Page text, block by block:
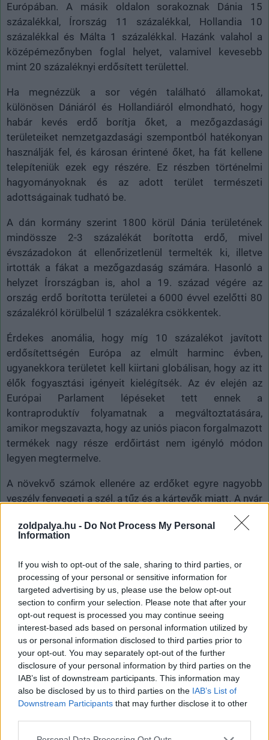
zoldpalya.hu - Do Not Process My Personal
Information
If you wish to opt-out of the sale, sharing to third parties, or
processing of your personal or sensitive information for
targeted advertising by us, please use the below opt-out
section to confirm your selection. Please note that after your
opt-out request is processed you may continue seeing
interest-based ads based on personal information utilized by
us or personal information disclosed to third parties prior to
your opt-out. You may separately opt-out of the further
disclosure of your personal information by third parties on the
IAB’s list of downstream participants. This information may
also be disclosed by us to third parties on the IAB’s List of
Downstream Participants that may further disclose it to other
Please note that this website/app uses one or more Google
Európában. A másik oldalon sorakoznak Dánia 15
százalékkal, Írország 11 százalékkal, Hollandia 10
százalékkal és Málta 1 százalékkal. Hazánk valahol a
középémezőnyben foglal helyet, valamivel kevesebb
mint 20 százaléknyi erdősített területtel.
Ha megnézzük a sor végén található államokat,
különösen Dániáról és Hollandiáról elmondható, hogy
habár kevés erdő borítja őket, a mezőgazdasági
területeiket nemzetgazdasági szempontból hatékonyan
használják fel, és károsan érintené őket, ha fát kellene
telepíteniük ezek egy részére. Ez részben történelmi
hagyományoknak és az adott terület természeti
adottságainak tudható be.
A dán kormány szerint 1800 körül Dánia területének
mindössze 2-3 százalékát borította erdő, mivel
évszázadokon át ellenőrizetlenül termelték ki, illetve
irtották a fákat a mezőgazdaság számára. Hasonló a
helyzet Írországban is, ahol a 19. század végére az
ország erdő borította területei a 6000 évvel ezelőtti 80
százalékról körülbelül 1 százalékra csökkentek.
Érdekes anomália, hogy míg 10 százalékot javított
erdősítettségén Európa az elmúlt harminc évben,
ugyanekkora területet kell kiirtani globálisan, hogy az itt
élők fogyasztási igényeit kielégítsék. Az év elején az
Európai Parlament lépéseket tett ennek a
kontraproduktív folyamatnak a megváltoztatására,
amikor megszavazta, hogy az uniós piacon forgalmazott
termékek nagy része erdőirtást nem igényló módon
legyen megtermelve.
A növekvő számok ellenére az erdőket egyre nagyobb
veszély fenyegeti a szél, a tűz és a kártevők miatt. A nyár
folyamán a Földközi-tenger térségében pusztító
erdőtüzektették a 2023-as évet a második
éghajlatváltozás még tovább súlyosbítja, derült ki egy
augusztusban közzétett átfogó tanulmányból. A
magasabb nyári hőmérséklet, valamint a gyakoribb és
hosszabb ideig tartó aszályok hatásai megkönnyítik a
tüzek fellobbanását és terjedését. Ugyanezek a
körülmények kedveznek olyan kártevőknek, amelyek
akár tizedelni is képesek a világ faállományát.
A probléma hatékony kezelését a kutatók egy
összeurópai megfigyelő hálózat felállításában látják, és
ez még önmagában nem is elegendő. A probléma
beazonosításán túl képesnek kell arra lennünk, hogy
közösen meghozzuk a megfelelő döntéseket, hiszen a